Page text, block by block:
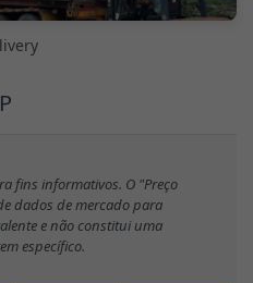
fins informativos. O "Preço
dados de mercado para
e não constitui uma
específico.